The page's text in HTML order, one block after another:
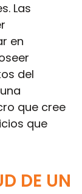
Las
en
del
que cree
que
DE UN